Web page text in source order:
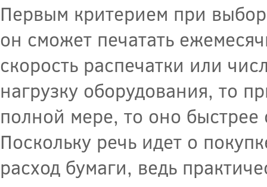
Первым критерием при
он сможет печатать
скорость распечатки или
нагрузку оборудования, то
полной мере, то оно быстрее
Поскольку речь идет о
расход бумаги, ведь